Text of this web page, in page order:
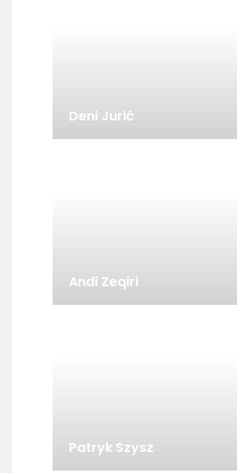
Deni Jurić
Andi Zeqiri
Patryk Szysz